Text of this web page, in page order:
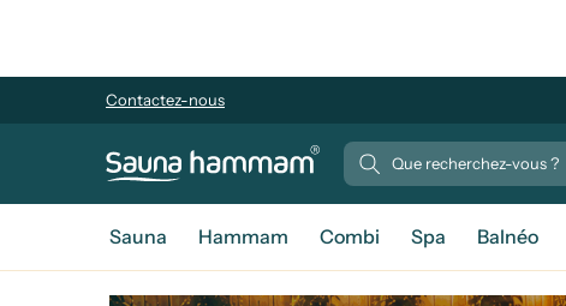
Contactez-nous
Sauna Hammam Combi Spa Balnéo